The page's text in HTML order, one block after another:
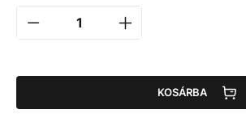
KOSÁRBA